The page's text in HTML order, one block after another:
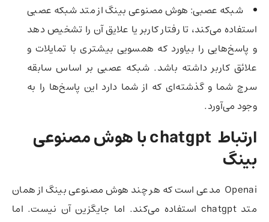
شبکه عصبی: هوش مصنوعی بینگ از متد شبکه عصبی
استفاده می‌کند، تا رفتار کاربر یا علایق آن را تشخیص دهد
و پاسخ‌هایی را بیاورد که همسویی بیشتری با تمایلات و
علائق کاربر داشته باشد. شبکه عصبی بر اساس سابقه
سرچ شما و گذشته‌ای که از شما دارد این پاسخ‌ها را به
وجود می‌آورد.
ارتباط chatgpt با هوش مصنوعی
بینگ
Openai مدعی است که هر چند هوش مصنوعی بینگ از همان
متد chatgpt استفاده می‌کند. اما جایگزین آن نیست. اما